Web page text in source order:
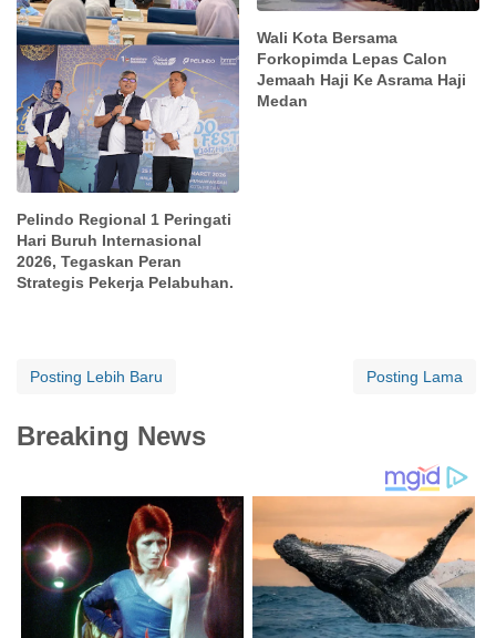
Pelindo Regional 1 Peringati
Hari Buruh Internasional
2026, Tegaskan Peran
Strategis Pekerja Pelabuhan.
Wali Kota Bersama
Forkopimda Lepas Calon
Jemaah Haji Ke Asrama Haji
Medan
Posting Lebih Baru Posting Lama
Breaking News